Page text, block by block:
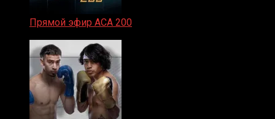
Прямой эфир ACA 200